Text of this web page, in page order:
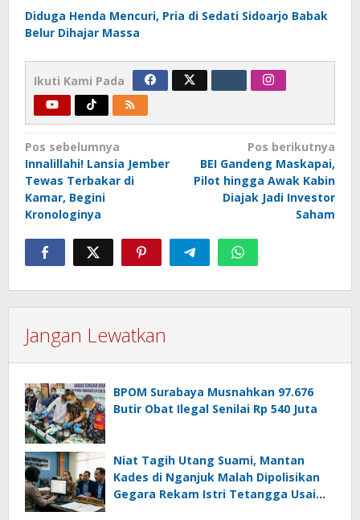
Diduga Henda Mencuri, Pria di Sedati Sidoarjo Babak
Belur Dihajar Massa
Ikuti Kami Pada
Navigasi
pos
Pos sebelumnya
Innalillahi! Lansia Jember
Tewas Terbakar di
Kamar, Begini
Kronologinya
Pos berikutnya
BEI Gandeng Maskapai,
Pilot hingga Awak Kabin
Diajak Jadi Investor
Saham
Jangan Lewatkan
BPOM Surabaya Musnahkan 97.676
Butir Obat Ilegal Senilai Rp 540 Juta
Niat Tagih Utang Suami, Mantan
Kades di Nganjuk Malah Dipolisikan
Gegara Rekam Istri Tetangga Usai